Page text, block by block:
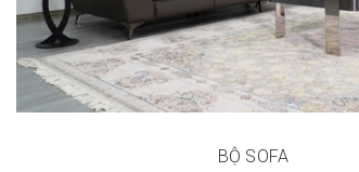
BỘ SOFA